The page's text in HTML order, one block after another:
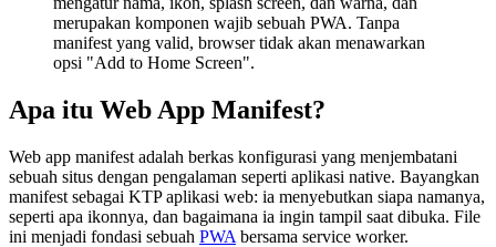
merupakan komponen wajib sebuah PWA. Tanpa
manifest yang valid, browser tidak akan menawarkan
opsi "Add to Home Screen".
Apa itu Web App Manifest?
Web app manifest adalah berkas konfigurasi yang menjembatani
sebuah situs dengan pengalaman seperti aplikasi native. Bayangkan
manifest sebagai KTP aplikasi web: ia menyebutkan siapa namanya,
seperti apa ikonnya, dan bagaimana ia ingin tampil saat dibuka. File
ini menjadi fondasi sebuah PWA bersama service worker.